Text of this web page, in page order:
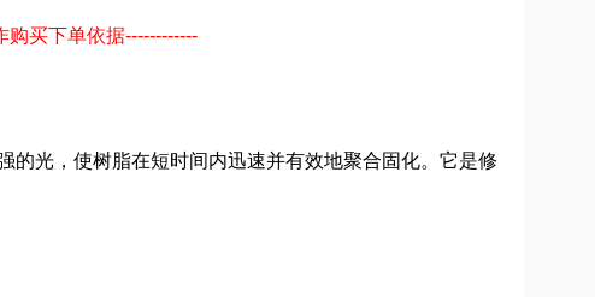
买下单依据------------
光，使树脂在短时间内迅速并有效地聚合固化。它是修